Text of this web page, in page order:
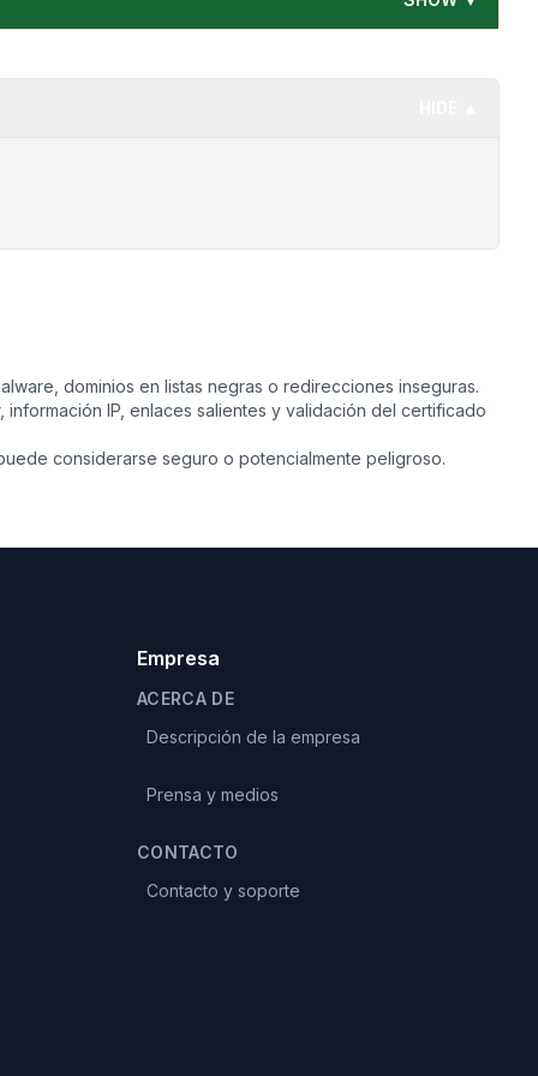
dominios en listas negras o redirecciones inseguras.
información IP, enlaces salientes y validación del certificado
considerarse seguro o potencialmente peligroso.
Empresa
ACERCA DE
Descripción de la empresa
Prensa y medios
CONTACTO
Contacto y soporte